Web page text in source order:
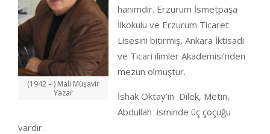
(1942 – ) Mali Müşavir
Yazar
hanımdır. Erzurum İsmetpaşa
İlkokulu ve Erzurum Ticaret
Lisesini bitirmiş, Ankara İktisadi
ve Ticari ilimler Akademisi’nden
mezun olmuştur.
İshak Oktay’ın Dilek, Metin,
Abdullah isminde üç çoçuğu
vardır.